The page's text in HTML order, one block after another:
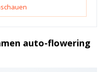
auto-flowering